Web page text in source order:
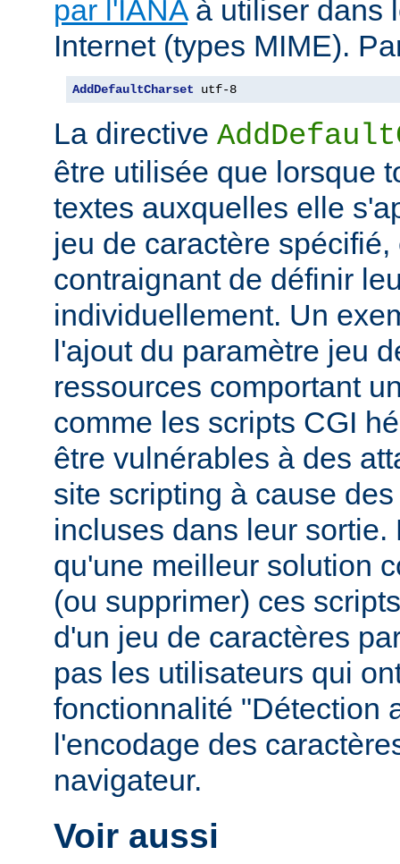
par l'IANAà utiliser dans
Internet (types MIME).
AddDefaultCharset utf-8
La directive
être utilisée que lorsque
textes auxquelles elle
jeu de caractère
contraignant de définir
individuellement. Un
l'ajout du paramètre jeu
ressources comportant
comme les scripts CGI
être vulnérables à des
site scripting à cause
incluses dans leur sortie.
qu'une meilleur solution
(ou supprimer) ces
d'un jeu de caractères
pas les utilisateurs qui
fonctionnalité "Détection
l'encodage des
navigateur.
Voir aussi